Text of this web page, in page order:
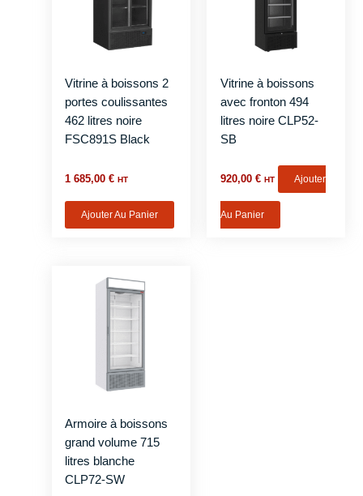
Vitrine à boissons 2
portes coulissantes
462 litres noire
FSC891S Black
1 685,00€ HT
Ajouter Au Panier
Vitrine à boissons
avec fronton 494
litres noire CLP52-
SB
920,00 € HT Ajouter
Au Panier
Armoire à boissons
grand volume 715
litres blanche
CLP72-SW